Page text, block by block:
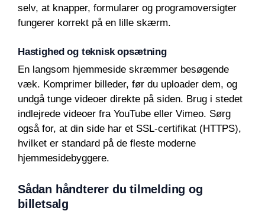
selv, at knapper, formularer og programoversigter
fungerer korrekt på en lille skærm.
Hastighed og teknisk opsætning
En langsom hjemmeside skræmmer besøgende
væk. Komprimer billeder, før du uploader dem, og
undgå tunge videoer direkte på siden. Brug i stedet
indlejrede videoer fra YouTube eller Vimeo. Sørg
også for, at din side har et SSL-certifikat (HTTPS),
hvilket er standard på de fleste moderne
hjemmesidebyggere.
Sådan håndterer du tilmelding og
billetsalg